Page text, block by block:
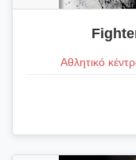
Αθλητικό